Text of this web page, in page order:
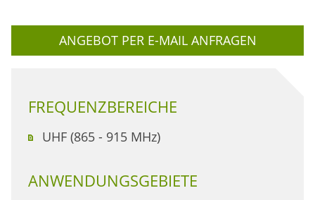
ANGEBOT PER E-MAIL ANFRAGEN
FREQUENZBEREICHE
UHF (865 - 915 MHz)
ANWENDUNGSGEBIETE